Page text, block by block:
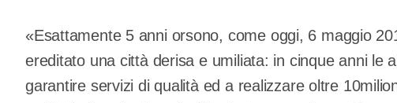
«Esattamente 5 anni orsono, come oggi, 6 maggio
ereditato una città derisa e umiliata: in cinque anni le
garantire servizi di qualità ed a realizzare oltre